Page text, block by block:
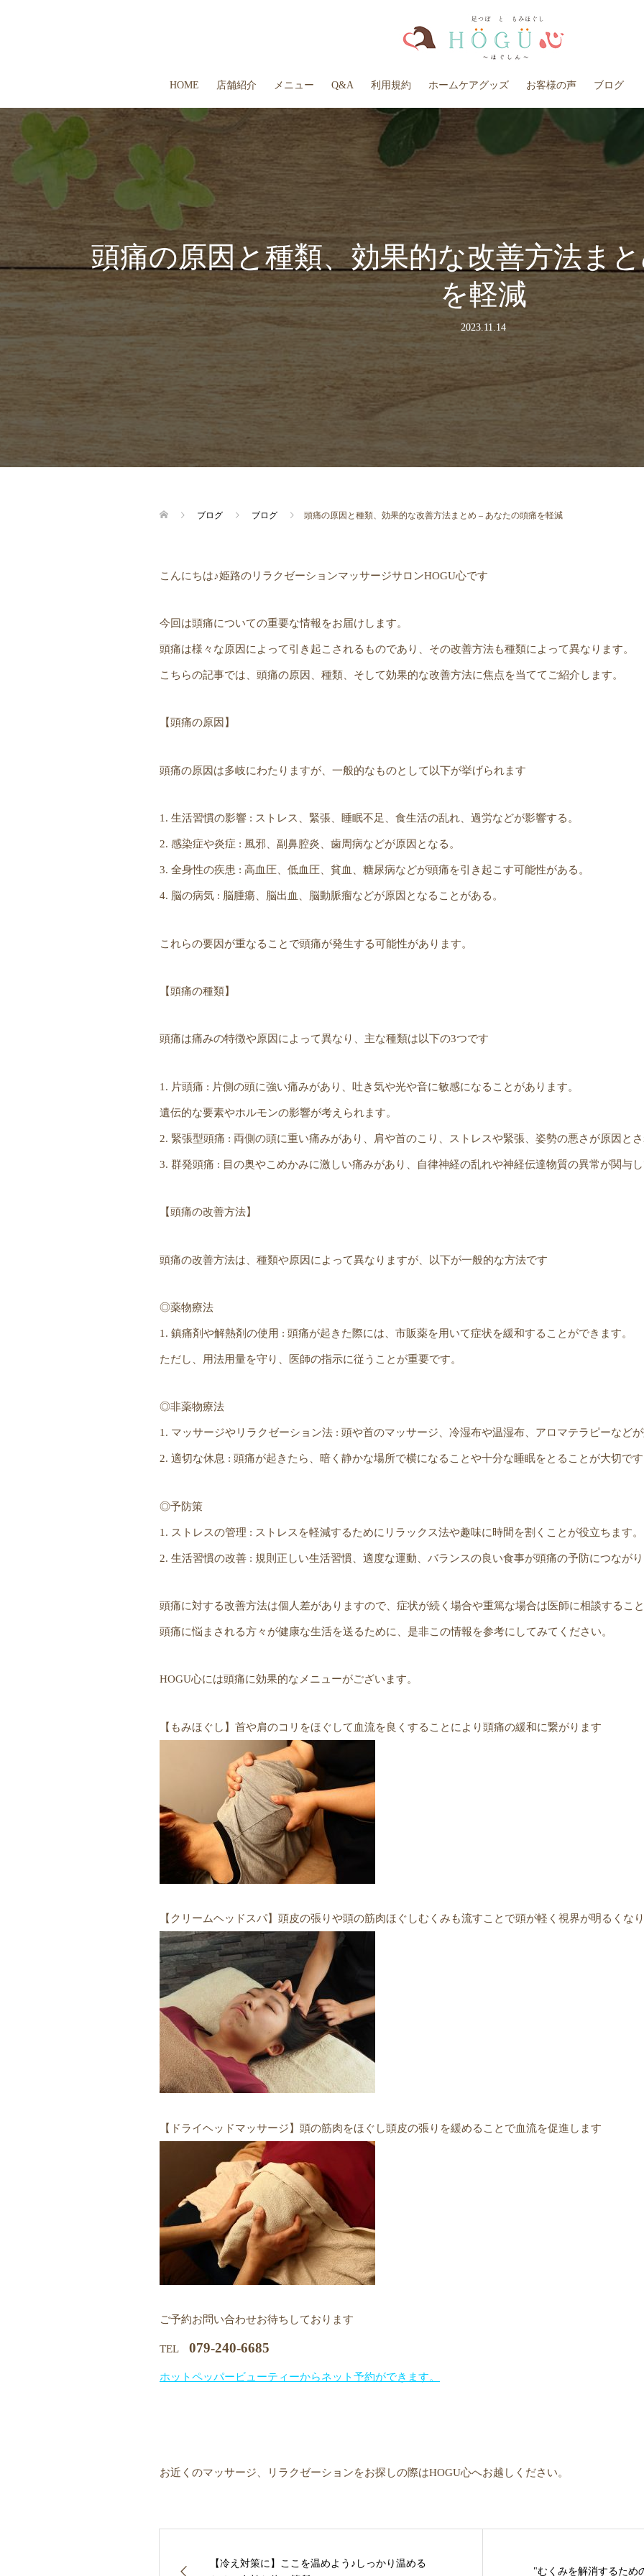
HOME 店舗紹介 メニュー Q&A 利用規約 ホームケアグッズ お客様の声 ブログ
頭痛の原因と種類、効果的な改善方法ま
を軽減
2023.11.14
ブログ ブログ 頭痛の原因と種類、効果的な改善方法まとめ – あなたの頭痛を軽減
こんにちは♪姫路のリラクゼーションマッサージサロンHOGU心です
今回は頭痛についての重要な情報をお届けします。
頭痛は様々な原因によって引き起こされるものであり、その改善方法も種類によって異なります。
こちらの記事では、頭痛の原因、種類、そして効果的な改善方法に焦点を当ててご紹介します。
【頭痛の原因】
頭痛の原因は多岐にわたりますが、一般的なものとして以下が挙げられます
1. 生活習慣の影響 : ストレス、緊張、睡眠不足、食生活の乱れ、過労などが影響する。
2. 感染症や炎症 : 風邪、副鼻腔炎、歯周病などが原因となる。
3. 全身性の疾患 : 高血圧、低血圧、貧血、糖尿病などが頭痛を引き起こす可能性がある。
4. 脳の病気 : 脳腫瘍、脳出血、脳動脈瘤などが原因となることがある。
これらの要因が重なることで頭痛が発生する可能性があります。
【頭痛の種類】
頭痛は痛みの特徴や原因によって異なり、主な種類は以下の3つです
1. 片頭痛 : 片側の頭に強い痛みがあり、吐き気や光や音に敏感になることがあります。
遺伝的な要素やホルモンの影響が考えられます。
2. 緊張型頭痛 : 両側の頭に重い痛みがあり、肩や首のこり、ストレスや緊張、姿勢の悪さが原因と
3. 群発頭痛 : 目の奥やこめかみに激しい痛みがあり、自律神経の乱れや神経伝達物質の異常が関与
【頭痛の改善方法】
頭痛の改善方法は、種類や原因によって異なりますが、以下が一般的な方法です
◎薬物療法
1. 鎮痛剤や解熱剤の使用 : 頭痛が起きた際には、市販薬を用いて症状を緩和することができます。
ただし、用法用量を守り、医師の指示に従うことが重要です。
◎非薬物療法
1. マッサージやリラクゼーション法 : 頭や首のマッサージ、冷湿布や温湿布、アロマテラピーなど
2. 適切な休息 : 頭痛が起きたら、暗く静かな場所で横になることや十分な睡眠をとることが大切で
◎予防策
1. ストレスの管理 : ストレスを軽減するためにリラックス法や趣味に時間を割くことが役立ちます。
2. 生活習慣の改善 : 規則正しい生活習慣、適度な運動、バランスの良い食事が頭痛の予防につなが
頭痛に対する改善方法は個人差がありますので、症状が続く場合や重篤な場合は医師に相談するこ
頭痛に悩まされる方々が健康な生活を送るために、是非この情報を参考にしてみてください。
HOGU心には頭痛に効果的なメニューがございます。
【もみほぐし】首や肩のコリをほぐして血流を良くすることにより頭痛の緩和に繋がります
【クリームヘッドスパ】頭皮の張りや頭の筋肉ほぐしむくみも流すことで頭が軽く視界が明るくな
【ドライヘッドマッサージ】頭の筋肉をほぐし頭皮の張りを緩めることで血流を促進します
ご予約お問い合わせお待ちしております
TEL 079-240-6685
ホットペッパービューティーからネット予約ができます。
お近くのマッサージ、リラクゼーションをお探しの際はHOGU心へお越しください。
【冷え対策に】ここを温めよう♪しっかり温める
"むくみを解消するため